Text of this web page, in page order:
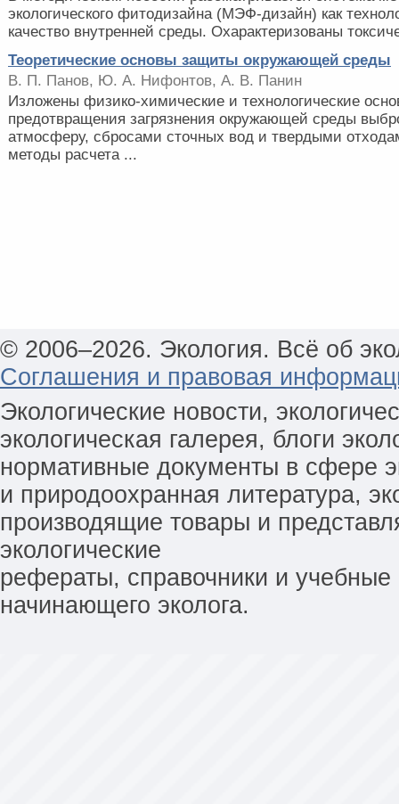
экологического фитодизайна (МЭФ-дизайн) как
качество внутренней среды. Охарактеризованы
Теоретические основы защиты окружающей среды
В. П. Панов, Ю. А. Нифонтов, А. В. Панин
Изложены физико-химические и технологические
предотвращения загрязнения окружающей среды
атмосферу, сбросами сточных вод и твердыми
методы расчета ...
© 2006–2026. Экология. Всё об
Соглашения и правовая
Экологические новости,
экологическая галерея, блоги
нормативные документы в сфере
и природоохранная литература,
производящие товары и
экологические
рефераты, справочники и
начинающего эколога.